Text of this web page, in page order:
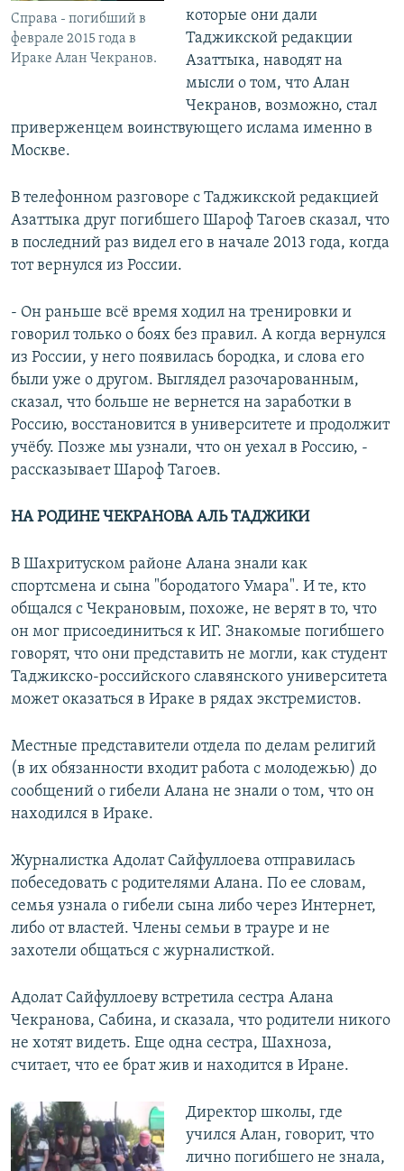
Справа - погибший в
феврале 2015 года в
Ираке Алан Чекранов.
которые они дали
Таджикской редакции
Азаттыка, наводят на
мысли о том, что Алан
Чекранов, возможно, стал
приверженцем воинствующего ислама именно в
Москве.
В телефонном разговоре с Таджикской редакцией
Азаттыка друг погибшего Шароф Тагоев сказал, что
в последний раз видел его в начале 2013 года, когда
тот вернулся из России.
- Он раньше всё время ходил на тренировки и
говорил только о боях без правил. А когда вернулся
из России, у него появилась бородка, и слова его
были уже о другом. Выглядел разочарованным,
сказал, что больше не вернется на заработки в
Россию, восстановится в университете и продолжит
учёбу. Позже мы узнали, что он уехал в Россию, -
рассказывает Шароф Тагоев.
НА РОДИНЕ ЧЕКРАНОВА АЛЬ ТАДЖИКИ
В Шахритуском районе Алана знали как
спортсмена и сына "бородатого Умара". И те, кто
общался с Чекрановым, похоже, не верят в то, что
он мог присоединиться к ИГ. Знакомые погибшего
говорят, что они представить не могли, как студент
Таджикско-российского славянского университета
может оказаться в Ираке в рядах экстремистов.
Местные представители отдела по делам религий
(в их обязанности входит работа с молодежью) до
сообщений о гибели Алана не знали о том, что он
находился в Ираке.
Журналистка Адолат Сайфуллоева отправилась
побеседовать с родителями Алана. По ее словам,
семья узнала о гибели сына либо через Интернет,
либо от властей. Члены семьи в трауре и не
захотели общаться с журналисткой.
Адолат Сайфуллоеву встретила сестра Алана
Чекранова, Сабина, и сказала, что родители никого
не хотят видеть. Еще одна сестра, Шахноза,
считает, что ее брат жив и находится в Иране.
Директор школы, где
учился Алан, говорит, что
лично погибшего не знала,